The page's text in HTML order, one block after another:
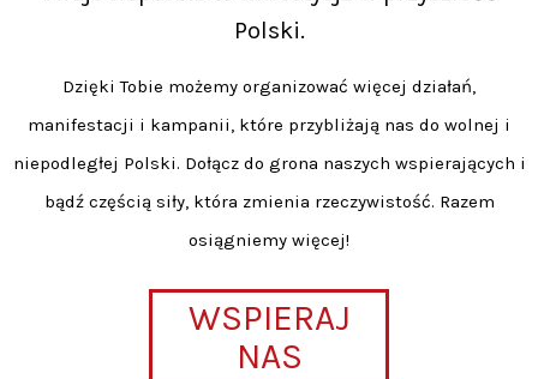
Polski.
Dzięki Tobie możemy organizować więcej działań,
manifestacji i kampanii, które przybliżają nas do wolnej i
niepodległej Polski. Dołącz do grona naszych wspierających i
bądź częścią siły, która zmienia rzeczywistość. Razem
osiągniemy więcej!
WSPIERAJ
NAS